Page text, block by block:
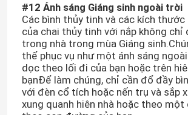
#12 Ánh sáng Giáng sinh ngoài trời
Các bình thủy tinh và các kích thước
của chai thủy tinh với nắp không
trong nhà trong mùa Giáng
thể phục vụ như một ánh sáng
dọc theo lối đi của bạn hoặc trên
bạnĐể làm chúng, chỉ cần đổ đầy
với đèn cổ tích hoặc nến trụ và sắp
xung quanh hiên nhà hoặc theo